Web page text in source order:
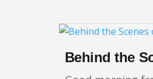
Behind the